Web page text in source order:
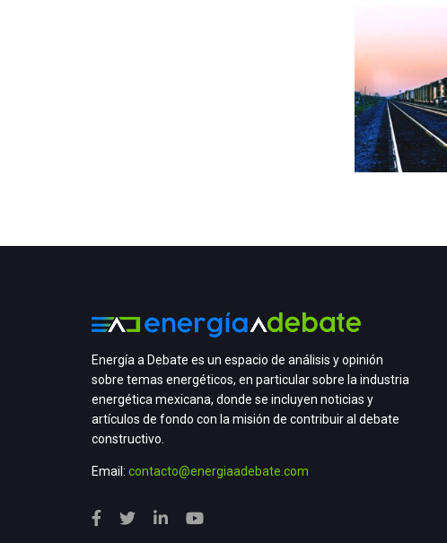
Energía a Debate es un espacio de análisis y opinión
sobre temas energéticos, en particular sobre la industria
energética mexicana, donde se incluyen noticias y
artículos de fondo con la misión de contribuir al debate
constructivo.
Email: contacto@energiaadebate.com